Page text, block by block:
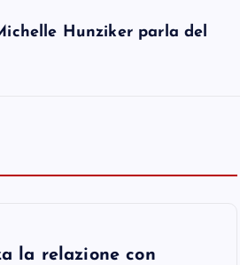
Hunziker parla del
la relazione con